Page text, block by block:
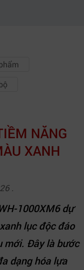
NĂNG
XANH
.
1000XM6 dự
lục độc đáo
mới. Đây là bước
dạng hóa lựa